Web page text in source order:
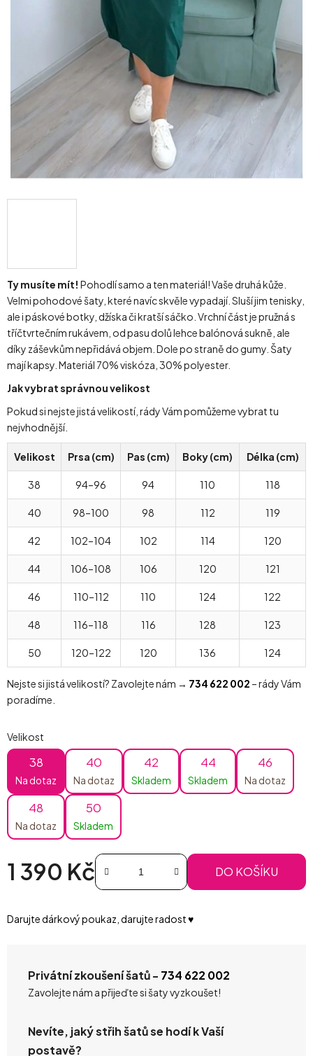
Ty musíte mít! Pohodlí samo a ten materiál! Vaše druhá kůže.
Velmi pohodové šaty, které navíc skvěle vypadají. Sluší jim tenisky,
ale i páskové botky, džíska či kratší sáčko. Vrchní část je pružná s
tříčtvrtečním rukávem, od pasu dolů lehce balónová sukně, ale
díky záševkům nepřidává objem. Dole po straně do gumy. Šaty
mají kapsy. Materiál 70% viskóza, 30% polyester.
Jak vybrat správnou velikost
Pokud si nejste jistá velikostí, rády Vám pomůžeme vybrat tu
nejvhodnější.
Velikost Prsa (cm) Pas (cm) Boky (cm) Délka (cm)
38 94–96 94 110 118
40 98–100 98 112 119
42 102–104 102 114 120
44 106–108 106 120 121
46 110–112 110 124 122
48 116–118 116 128 123
50 120–122 120 136 124
Nejste si jistá velikostí? Zavolejte nám → 734 622 002 – rády Vám
poradíme.
Velikost
38
Na dotaz
40
Na dotaz
42
Skladem
44
Skladem
46
Na dotaz
48
Na dotaz
50
Skladem
1 390 Kč DO KOŠÍKU
Darujte dárkový poukaz, darujte radost ♥️
Privátní zkoušení šatů - 734 622 002
Zavolejte nám a přijeďte si šaty vyzkoušet!
Nevíte, jaký střih šatů se hodí k Vaší
postavě?